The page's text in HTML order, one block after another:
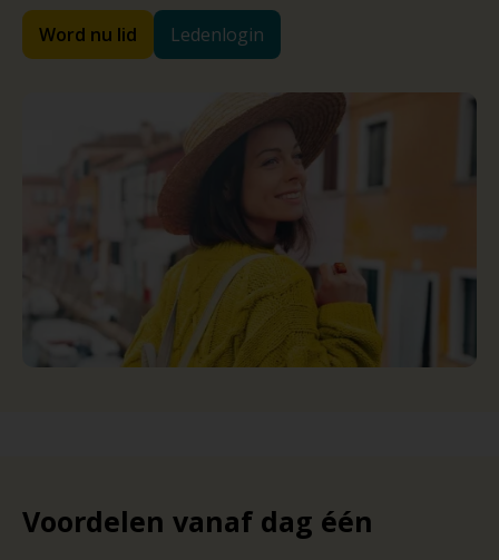
Word nu lid Ledenlogin
Voordelen vanaf dag één